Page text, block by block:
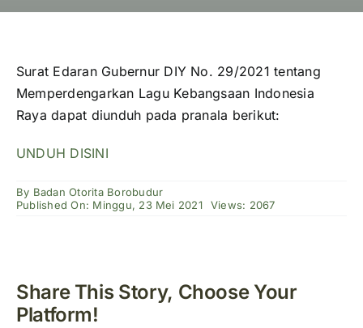
Surat Edaran Gubernur DIY No. 29/2021 tentang
Memperdengarkan Lagu Kebangsaan Indonesia
Raya dapat diunduh pada pranala berikut:
UNDUH DISINI
By Badan Otorita Borobudur
Published On: Minggu, 23 Mei 2021
Views: 2067
Share This Story, Choose Your
Platform!